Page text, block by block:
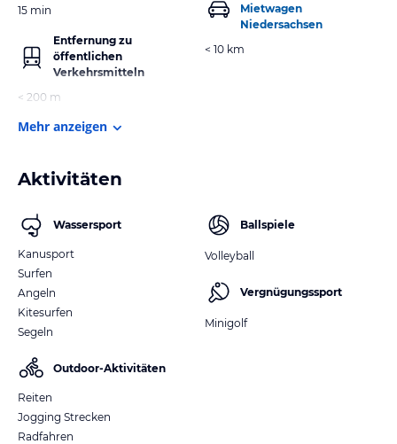
15 min
Entfernung zu
öffentlichen
Verkehrsmitteln
< 200 m
Mietwagen
Niedersachsen
< 10 km
Mehr anzeigen
Aktivitäten
Wassersport
Kanusport
Surfen
Angeln
Kitesurfen
Segeln
Outdoor-Aktivitäten
Reiten
Jogging Strecken
Radfahren
Ballspiele
Volleyball
Vergnügungssport
Minigolf